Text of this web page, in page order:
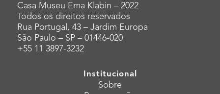
Casa Museu Ema Klabin – 2022
Todos os direitos reservados
Rua Portugal, 43 – Jardim Europa
São Paulo – SP – 01446-020
+55 11 3897-3232
Institucional
Sobre